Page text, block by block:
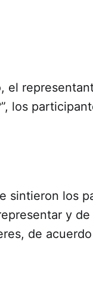
el
los
sintieron los
y
de